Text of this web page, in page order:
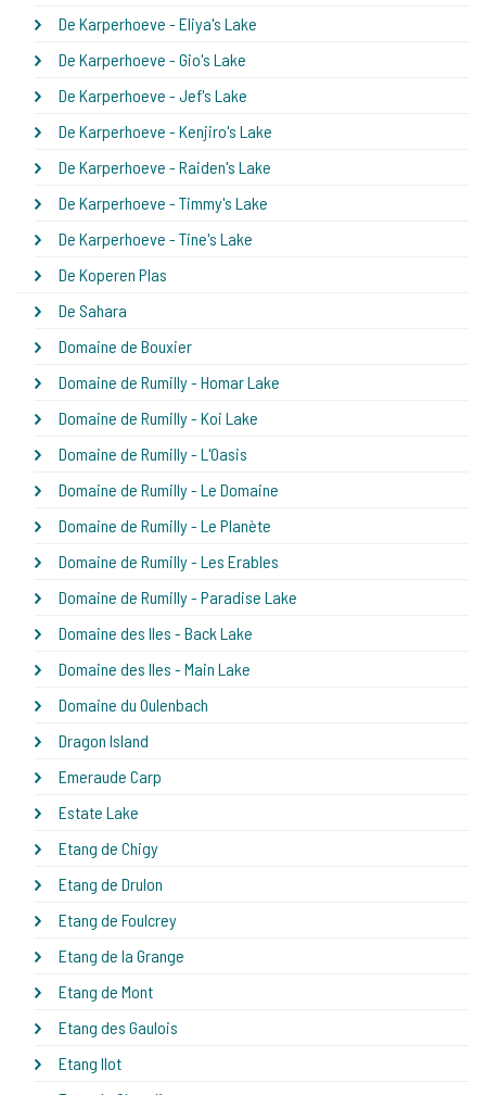
De Karperhoeve - Eliya's Lake
De Karperhoeve - Gio's Lake
De Karperhoeve - Jef's Lake
De Karperhoeve - Kenjiro's Lake
De Karperhoeve - Raiden's Lake
De Karperhoeve - Timmy's Lake
De Karperhoeve - Tine's Lake
De Koperen Plas
De Sahara
Domaine de Bouxier
Domaine de Rumilly - Homar Lake
Domaine de Rumilly - Koi Lake
Domaine de Rumilly - L'Oasis
Domaine de Rumilly - Le Domaine
Domaine de Rumilly - Le Planète
Domaine de Rumilly - Les Erables
Domaine de Rumilly - Paradise Lake
Domaine des Iles - Back Lake
Domaine des Iles - Main Lake
Domaine du Oulenbach
Dragon Island
Emeraude Carp
Estate Lake
Etang de Chigy
Etang de Drulon
Etang de Foulcrey
Etang de la Grange
Etang de Mont
Etang des Gaulois
Etang Ilot